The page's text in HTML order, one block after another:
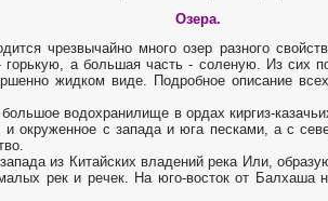
Озера.
чрезвычайно много озер разного
а большая часть - соленую. Из сих
жидком виде. Подробное описание
водохранилище в ордах киргиз-
и окруженное с запада и юга песками, а с
из Китайских владений река Или,
рек и речек. На юго-восток от Балхаша